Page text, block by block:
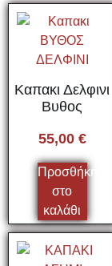
Καπακι Δελφινι
Βυθος
55,00 €
Προσθήκη
στο
καλάθι